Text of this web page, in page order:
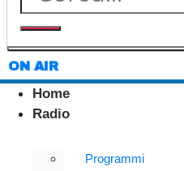
ON AIR
Home
Radio
Programmi